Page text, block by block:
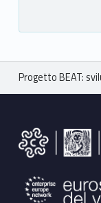
Breadcrumbs navigation
Progetto BEAT: